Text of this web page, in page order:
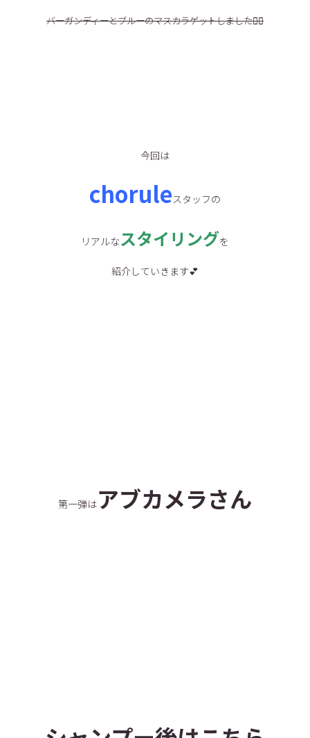
バーガンディーとブルーのマスカラゲットしました🤷‍♀️
今回は
choruleスタッフの
リアルなスタイリングを
紹介していきます💕
第一弾はアブカメラさん